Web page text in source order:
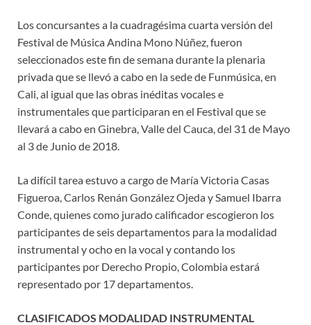
Los concursantes a la cuadragésima cuarta versión del
Festival de Música Andina Mono Núñez, fueron
seleccionados este fin de semana durante la plenaria
privada que se llevó a cabo en la sede de Funmúsica, en
Cali, al igual que las obras inéditas vocales e
instrumentales que participaran en el Festival que se
llevará a cabo en Ginebra, Valle del Cauca, del 31 de Mayo
al 3 de Junio de 2018.
La difícil tarea estuvo a cargo de María Victoria Casas
Figueroa, Carlos Renán González Ojeda y Samuel Ibarra
Conde, quienes como jurado calificador escogieron los
participantes de seis departamentos para la modalidad
instrumental y ocho en la vocal y contando los
participantes por Derecho Propio, Colombia estará
representado por 17 departamentos.
CLASIFICADOS MODALIDAD INSTRUMENTAL